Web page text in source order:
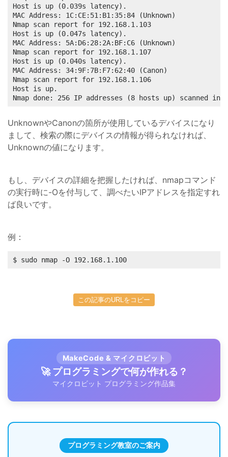
Host is up (0.039s latency).
MAC Address: 1C:CE:51:B1:35:84 (Unknown)
Nmap scan report for 192.168.1.103
Host is up (0.047s latency).
MAC Address: 5A:D6:28:2A:BF:C6 (Unknown)
Nmap scan report for 192.168.1.107
Host is up (0.040s latency).
MAC Address: 34:9F:7B:F7:62:40 (Canon)
Nmap scan report for 192.168.1.106
Host is up.
Nmap done: 256 IP addresses (8 hosts up) scanned in
UnknownやCanonの箇所が使用しているデバイスになり
まして、検索の際にデバイスの情報が得られなければ、
Unknownの値になります。
もし、デバイスの詳細を把握したければ、nmapコマンド
の実行時に-Oを付与して、調べたいIPアドレスを指定すれ
ば良いです。
例：
$ sudo nmap -O 192.168.1.100
この記事のURLをコピー
MakeCode & マイクロビット
🚀 プログラミングで何が作れる？
マイクロビット プログラミング作品集
プログラミング教室のご案内